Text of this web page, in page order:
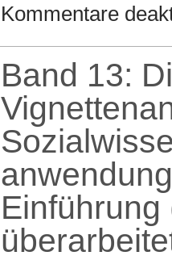
Kommentare
Band 13: